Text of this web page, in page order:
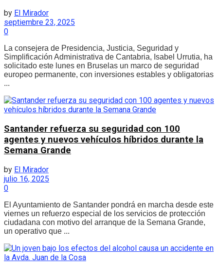
by El Mirador
septiembre 23, 2025
0
La consejera de Presidencia, Justicia, Seguridad y
Simplificación Administrativa de Cantabria, Isabel Urrutia, ha
solicitado este lunes en Bruselas un marco de seguridad
europeo permanente, con inversiones estables y obligatorias
...
Santander refuerza su seguridad con 100
agentes y nuevos vehículos híbridos durante la
Semana Grande
by El Mirador
julio 16, 2025
0
El Ayuntamiento de Santander pondrá en marcha desde este
viernes un refuerzo especial de los servicios de protección
ciudadana con motivo del arranque de la Semana Grande,
un operativo que ...